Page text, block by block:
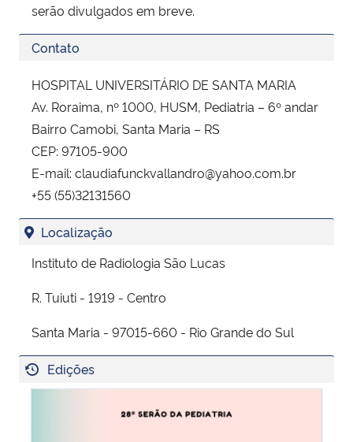
serão divulgados em breve.
Contato
HOSPITAL UNIVERSITÁRIO DE SANTA MARIA
Av. Roraima, nº 1000, HUSM, Pediatria – 6º andar
Bairro Camobi, Santa Maria – RS
CEP: 97105-900
E-mail: claudiafunckvallandro@yahoo.com.br
+55 (55)32131560
Localização
Instituto de Radiologia São Lucas
R. Tuiuti - 1919 - Centro
Santa Maria - 97015-660 - Rio Grande do Sul
Edições